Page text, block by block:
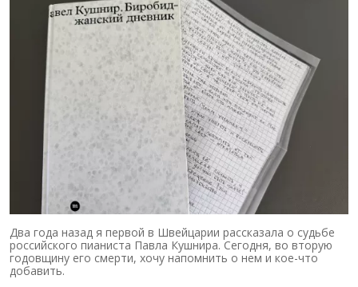
Два года назад я первой в Швейцарии рассказала о судьбе
российского пианиста Павла Кушнира. Сегодня, во вторую
годовщину его смерти, хочу напомнить о нем и кое-что
добавить.